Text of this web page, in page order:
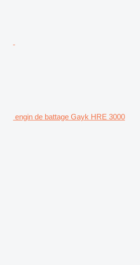
engin de battage Gayk HRE 3000